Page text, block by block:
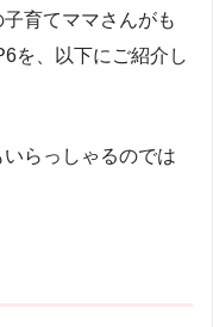
育てママさんがも
を、以下にご紹介し
いらっしゃるのでは